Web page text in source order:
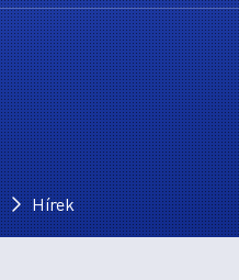
Hírek